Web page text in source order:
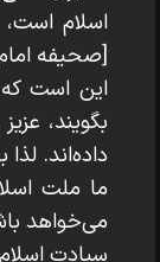
اسلام
[صحیفه امام ۱۳۷۸ ج ۱:
این است که
بگویند،
داده‌اند.
ما ملت
می‌خواهد
سیادت